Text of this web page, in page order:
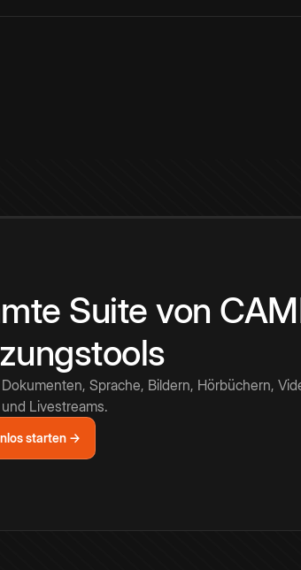
Suite von
Sprache, Bildern, Hörbüchern,
Livestreams.
starten →